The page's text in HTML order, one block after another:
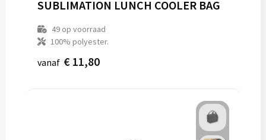
SUBLIMATION LUNCH COOLER BAG
49op voorraad
100% polyester.
vanaf € 11,80